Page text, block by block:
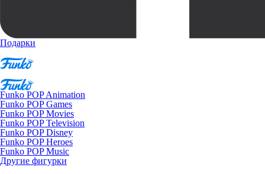
Подарки
Funko POP Animation
Funko POP Games
Funko POP Movies
Funko POP Television
Funko POP Disney
Funko POP Heroes
Funko POP Music
Другие фигурки